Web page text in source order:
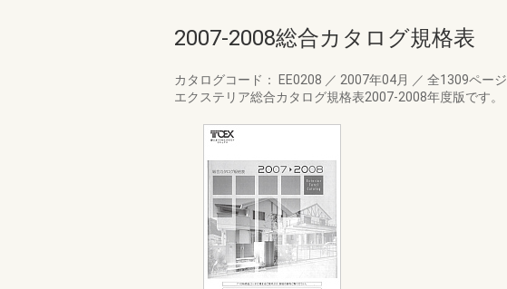
2007-2008総合カタログ規格表
カタログコード： EE0208 ／ 2007年04月 ／ 全1309ページ
エクステリア総合カタログ規格表2007-2008年度版です。